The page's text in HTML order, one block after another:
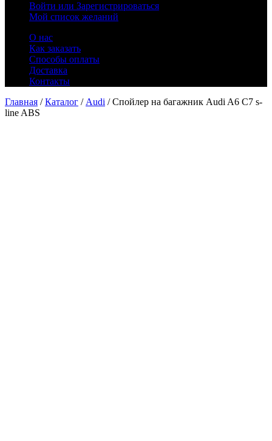
Войти или Зарегистрироваться
Мой список желаний
О нас
Как заказать
Способы оплаты
Доставка
Контакты
Главная /Каталог / Audi / Спойлер на багажник Audi A6 C7 s-
line ABS